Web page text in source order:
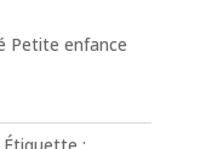
Petite enfance